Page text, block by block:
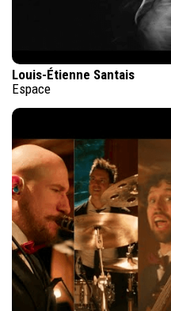
Louis-Étienne Santais
Espace